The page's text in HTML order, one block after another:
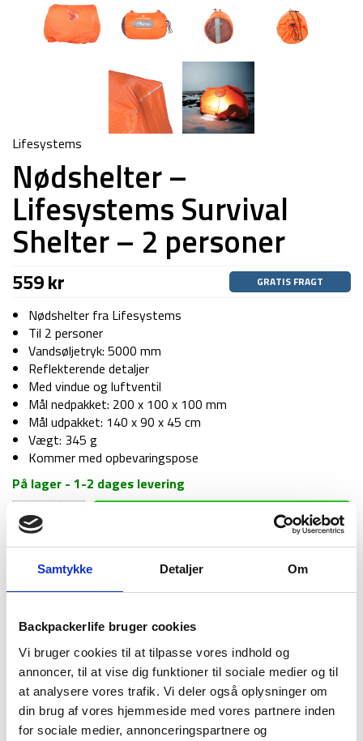
Samtykke Detaljer Om
Backpackerlife bruger cookies
Vi bruger cookies til at tilpasse vores indhold og
annoncer, til at vise dig funktioner til sociale medier og til
at analysere vores trafik. Vi deler også oplysninger om
din brug af vores hjemmeside med vores partnere inden
for sociale medier, annonceringspartnere og
Lifesystems
Nødshelter –
Lifesystems Survival
Shelter – 2 personer
559kr GRATIS FRAGT
Nødshelter fra Lifesystems
Til 2 personer
Vandsøljetryk: 5000 mm
Reflekterende detaljer
Med vindue og luftventil
Mål nedpakket: 200 x 100 x 100 mm
Mål udpakket: 140 x 90 x 45 cm
Vægt: 345 g
Kommer med opbevaringspose
På lager - 1-2 dages levering
Nødshelter
Lifesystems
Survival
Shelter
-
personer
antal
TILFØJ TIL KURV
1-2 dages
BESKRIVELSE BRAND FAQ